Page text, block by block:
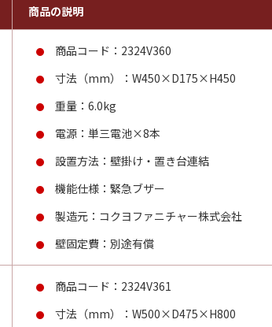
商品の説明
商品コード：2324V360
寸法（mm）：W450×D175×H450
重量：6.0kg
電源：単三電池×8本
設置方法：壁掛け・置き台連結
機能仕様：緊急ブザー
製造元：コクヨファニチャー株式会社
壁固定費：別途有償
商品コード：2324V361
寸法（mm）：W500×D475×H800